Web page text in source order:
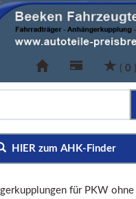
( 0 )
HIER zum AHK-Finder
für PKW ohne